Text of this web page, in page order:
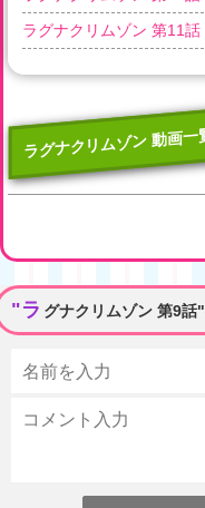
ラグナクリムゾン 第11話
ラグナクリムゾン 動画
"ラ グナクリムゾン 第9話